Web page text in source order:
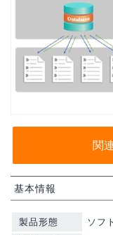
関
基本情報
製品形態
ソフ